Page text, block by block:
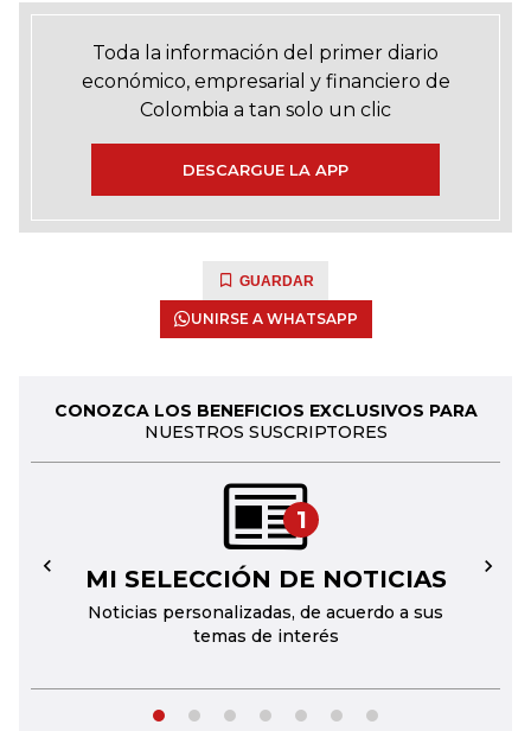
Toda la información del primer diario
económico, empresarial y financiero de
Colombia a tan solo un clic
DESCARGUE LA APP
GUARDAR
UNIRSE A WHATSAPP
CONOZCA LOS BENEFICIOS EXCLUSIVOS PARA
NUESTROS SUSCRIPTORES
1
MI SELECCIÓN DE NOTICIAS
Noticias personalizadas, de acuerdo a sus
temas de interés
← →